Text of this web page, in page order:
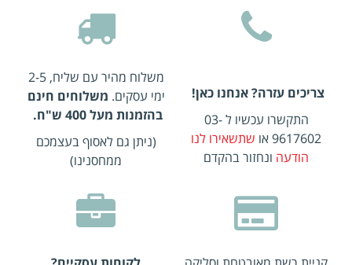
צריכים עזרה? אנחנו כאן!
התקשרו עכשיו ל 03-
9617602 או
שתשאירו לנו
הודעה ונחזור בהקדם
משלוח מהיר עם שליח, 2-5
ימי עסקים. משלוחים חינם
בהזמנות מעל 400 ש"ח.
(ניתן גם לאסוף בעצמכם
ממחסנינו)